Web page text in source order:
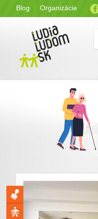
Blog Organizácie